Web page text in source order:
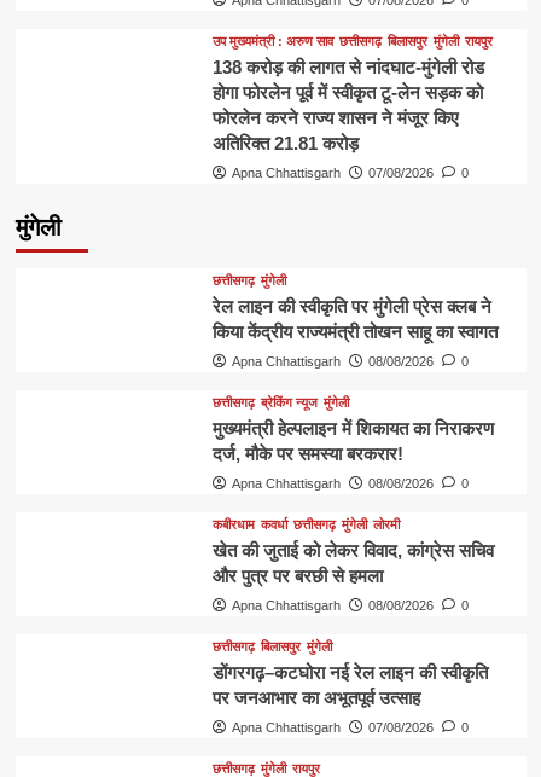
उप मुख्यमंत्री : अरुण साव छत्तीसगढ़ बिलासपुर मुंगेली रायपुर
138 करोड़ की लागत से नांदघाट-मुंगेली रोड
होगा फोरलेन पूर्व में स्वीकृत टू-लेन सड़क को
फोरलेन करने राज्य शासन ने मंजूर किए
अतिरिक्त 21.81 करोड़
Apna Chhattisgarh 07/08/2026 0
मुंगेली
छत्तीसगढ़ मुंगेली
रेल लाइन की स्वीकृति पर मुंगेली प्रेस क्लब ने
किया केंद्रीय राज्यमंत्री तोखन साहू का स्वागत
Apna Chhattisgarh 08/08/2026 0
छत्तीसगढ़ ब्रेकिंग न्यूज मुंगेली
मुख्यमंत्री हेल्पलाइन में शिकायत का निराकरण
दर्ज, मौके पर समस्या बरकरार!
Apna Chhattisgarh 08/08/2026 0
कबीरधाम कवर्धा छत्तीसगढ़ मुंगेली लोरमी
खेत की जुताई को लेकर विवाद, कांग्रेस सचिव
और पुत्र पर बरछी से हमला
Apna Chhattisgarh 08/08/2026 0
छत्तीसगढ़ बिलासपुर मुंगेली
डोंगरगढ़–कटघोरा नई रेल लाइन की स्वीकृति
पर जनआभार का अभूतपूर्व उत्साह
Apna Chhattisgarh 07/08/2026 0
छत्तीसगढ़ मुंगेली रायपुर